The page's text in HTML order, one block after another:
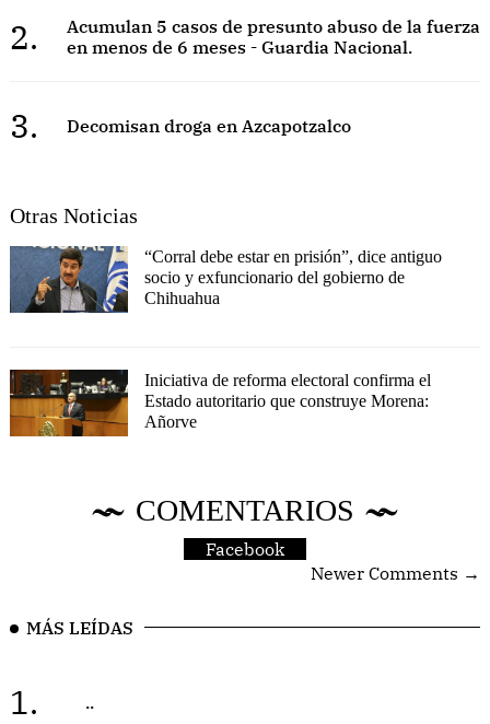
2.
Acumulan 5 casos de presunto abuso de la fuerza
en menos de 6 meses - Guardia Nacional.
3. Decomisan droga en Azcapotzalco
Otras Noticias
“Corral debe estar en prisión”, dice antiguo
socio y exfuncionario del gobierno de
Chihuahua
Iniciativa de reforma electoral confirma el
Estado autoritario que construye Morena:
Añorve
COMENTARIOS
Facebook
Newer Comments →
MÁS LEÍDAS
1. ..